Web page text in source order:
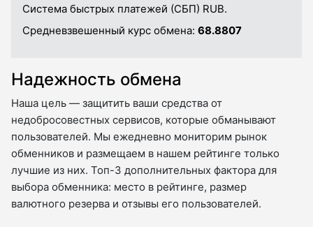
Система быстрых платежей (СБП) RUB.
Средневзвешенный курс обмена: 68.8807
Надежность обмена
Наша цель — защитить ваши средства от
недобросовестных сервисов, которые обманывают
пользователей. Мы ежедневно мониторим рынок
обменников и размещаем в нашем рейтинге только
лучшие из них. Топ-3 дополнительных фактора для
выбора обменника: место в рейтинге, размер
валютного резерва и отзывы его пользователей.